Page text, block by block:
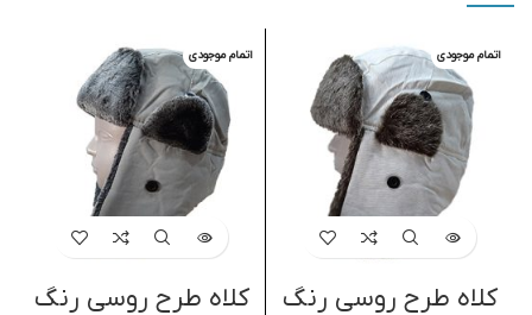
اتمام موجودی
کلاه طرح روسی رنگ
اتمام موجودی
کلاه طرح روسی رنگ